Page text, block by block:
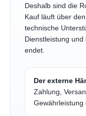
Deshalb sind die
Kauf läuft über
technische
Dienstleistung
endet.
Der externe
Zahlung,
Gewährleistung